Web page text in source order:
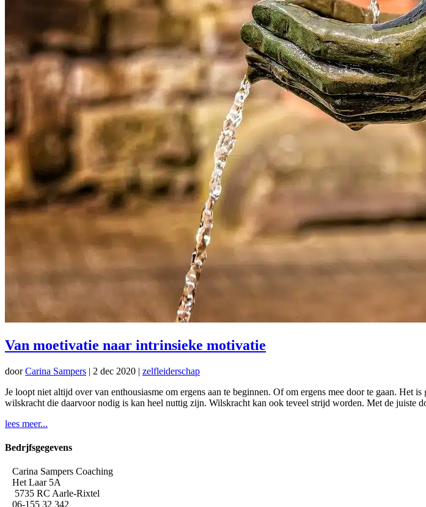
Van moetivatie naar intrinsieke motivatie
doorCarina Sampers | 2 dec 2020 | zelfleiderschap
Je loopt niet altijd over van enthousiasme om ergens aan te beginnen. Of om ergens mee door te gaan.
wilskracht die daarvoor nodig is kan heel nuttig zijn. Wilskracht kan ook teveel strijd worden. Met de juiste
lees meer...
Bedrjfsgegevens
Carina Sampers Coaching
Het Laar 5A
5735 RC Aarle-Rixtel
06-155 32 342